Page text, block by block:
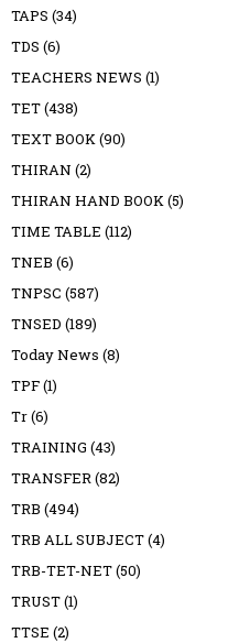
TAPS (34)
TDS (6)
TEACHERS NEWS (1)
TET(438)
TEXT BOOK(90)
THIRAN (2)
THIRAN HAND BOOK(5)
TIME TABLE (112)
TNEB (6)
TNPSC (587)
TNSED (189)
Today News (8)
TPF(1)
Tr(6)
TRAINING (43)
TRANSFER(82)
TRB (494)
TRB ALL SUBJECT(4)
TRB-TET-NET(50)
TRUST(1)
TTSE (2)